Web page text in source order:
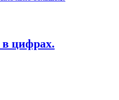
в цифрах.